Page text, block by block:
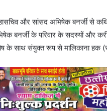
और सांसद अभिषेक बनर्जी से
बनर्जी के परिवार के सदस्यों और
के साथ संयुक्त रूप से मालिकाना हक